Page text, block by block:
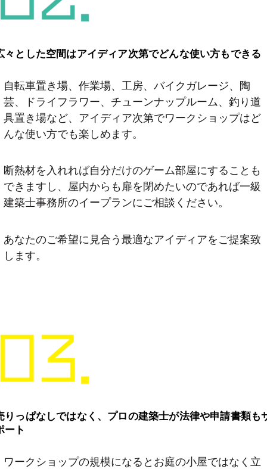
々とした空間はアイディア次第でどんな使い方もできる
自転車置き場、作業場、工房、バイクガレージ、陶
芸、ドライフラワー、チューンナップルーム、釣り道
具置き場など、アイディア次第でワークショップはど
んな使い方でも楽しめます。
断熱材を入れれば自分だけのゲーム部屋にすることも
できますし、屋内からも扉を閉めたいのであれば一級
建築士事務所のイープランにご相談ください。
あなたのご希望に見合う最適なアイディアをご提案致
します。
りっぱなしではなく、プロの建築士が法律や申請書類も
ート
ワークショップの規模になるとお庭の小屋ではなく立